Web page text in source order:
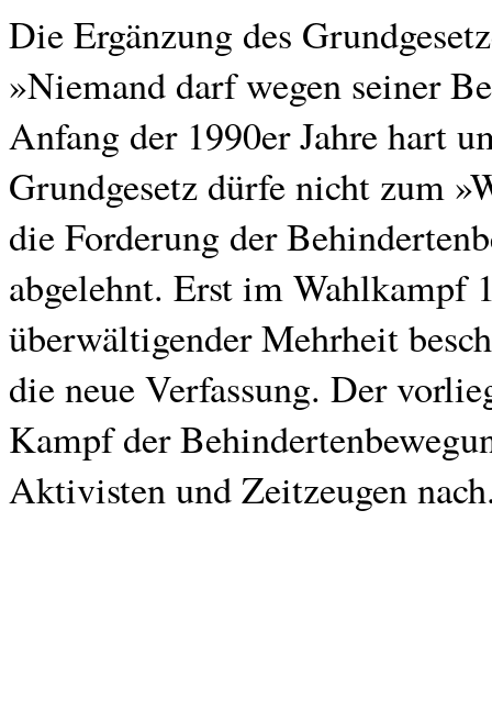
Die Ergänzung des
»Niemand darf wegen seiner
Anfang der 1990er Jahre hart
Grundgesetz dürfe nicht zum
die Forderung der
abgelehnt. Erst im Wahlkampf
überwältigender Mehrheit
die neue Verfassung. Der
Kampf der
Aktivisten und Zeitzeugen